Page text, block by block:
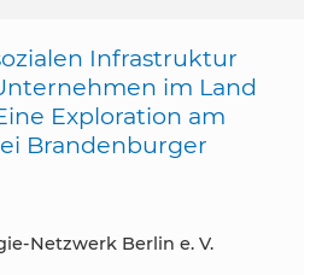
Infrastruktur
im Land
Exploration am
Brandenburger
Netzwerk Berlin e. V.